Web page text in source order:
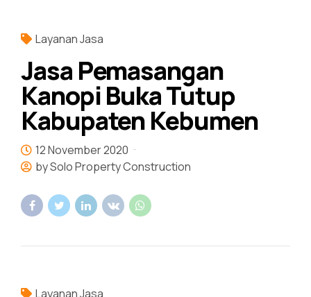
Layanan Jasa
Jasa Pemasangan
Kanopi Buka Tutup
Kabupaten Kebumen
12 November 2020
by Solo Property Construction
Layanan Jasa